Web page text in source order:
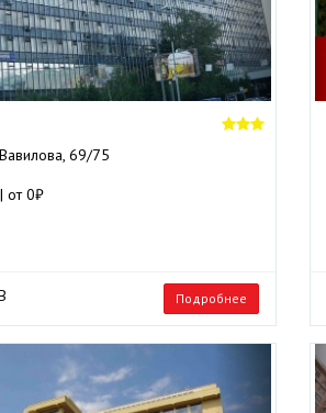
69/75
от 0₽
Подробнее